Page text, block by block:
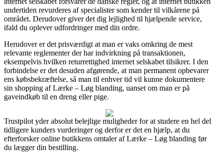
undertiden revurderes af specialister som kender til vilkårene på
området. Derudover giver det dig lejlighed til hjælpende service,
ifald du oplever udfordringer med din ordre.
Herudover er det prisværdigt at man er vaks omkring de mest
relevante reglementer der har indvirkning på transaktionen,
eksempelvis hvilken returrettighed internet selskabet tilsikrer. I den
forbindelse er det desuden afgørende, at man permanent opbevarer
ens købsbekræftelse, så man til enhver tid vil kunne dokumentere
sin shopping af Lærke – Løg blanding, uanset om man er på
gaveindkøb til en dreng eller pige.
Trustpilot yder absolut belejlige muligheder for at studere en hel del
tidligere kunders vurderinger og derfor er det en hjælp, at du
efterforsker online butikkens omtaler af Lærke – Løg blanding før
du lægger din bestilling.